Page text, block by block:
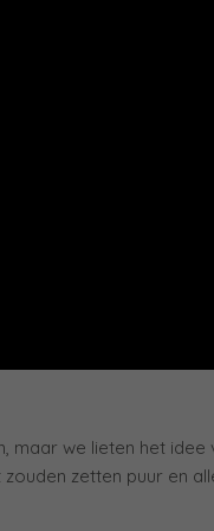
maar we lieten het idee
zetten puur en